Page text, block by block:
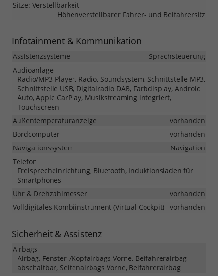
Sitze: Verstellbarkeit
Höhenverstellbarer Fahrer- und Beifahrersitz
Infotainment & Kommunikation
Assistenzsysteme
Sprachsteuerung
Audioanlage
Radio/MP3-Player, Radio, Soundsystem, Schnittstelle MP3,
Schnittstelle USB, Digitalradio DAB, Farbdisplay, Android
Auto, Apple CarPlay, Musikstreaming integriert,
Touchscreen
Außentemperaturanzeige
vorhanden
Bordcomputer
vorhanden
Navigationssystem
Navigation
Telefon
Freisprecheinrichtung, Bluetooth, Induktionsladen für
Smartphones
Uhr & Drehzahlmesser
vorhanden
Volldigitales Kombiinstrument (Virtual Cockpit) vorhanden
Sicherheit & Assistenz
Airbags
Airbag, Fenster-/Kopfairbags Vorne, Beifahrerairbag
abschaltbar, Seitenairbags Vorne, Beifahrerairbag